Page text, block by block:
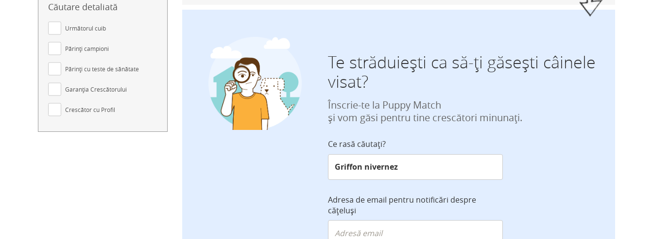
Căutare detaliată
Următorul cuib
Părinți campioni
Părinți cu teste de sănătate
Garanția Crescătorului
Crescător cu Profil
Te străduiești ca să-ți găsești câinele
visat?
Înscrie-te la Puppy Match
și vom găsi pentru tine crescători minunați.
Ce rasă căutați?
Adresa de email pentru notificări despre
cățeluși